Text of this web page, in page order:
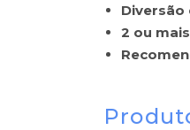
Diversão
2 ou